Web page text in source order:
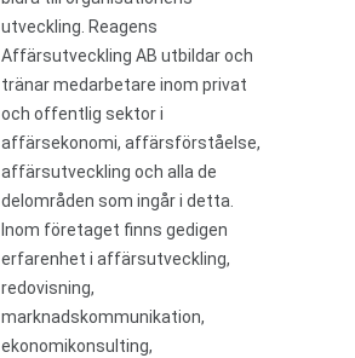
utveckling. Reagens
Affärsutveckling AB utbildar och
tränar medarbetare inom privat
och offentlig sektor i
affärsekonomi, affärsförståelse,
affärsutveckling och alla de
delområden som ingår i detta.
Inom företaget finns gedigen
erfarenhet i affärsutveckling,
redovisning,
marknadskommunikation,
ekonomikonsulting,